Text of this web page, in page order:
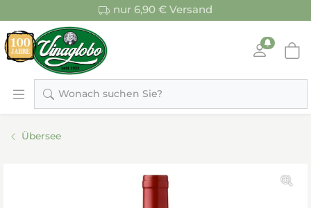
nur 6,90 € Versand
Wonach suchen Sie?
Übersee